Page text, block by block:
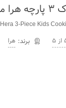
۲
Hera 3-Piece Kids
5 هرا